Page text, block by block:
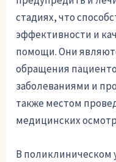
стадиях, что
эффективности и
помощи. Они
обращения
заболеваниями и
также местом
медицинских
В поликлиническом